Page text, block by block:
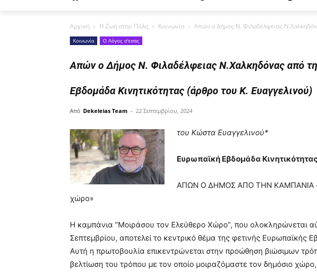
Αρχική Η Ζωή στην Πόλη Κοινωνία Απών ο Δήμος Ν. Φιλαδέλφειας
Κοινωνία Ο Λόγος σ'εσας
Απών ο Δήμος Ν. Φιλαδέλφειας Ν.Χαλκηδόνας από
Εβδομάδα Κινητικότητας (άρθρο του Κ. Ευαγγελινού)
Από Dekeleias Team - 22 Σεπτεμβρίου, 2024
του Κώστα Ευαγγελινού*
Ευρωπαϊκή Εβδομάδα Κινητικότητας
ΑΠΩΝ Ο ΔΗΜΟΣ ΑΠΟ ΤΗΝ ΚΑΜΠΑΝΙΑ
χώρο»
Η καμπάνια “Μοιράσου τον Ελεύθερο Χώρο”, που ολοκληρώνεται
Σεπτεμβρίου, αποτελεί το κεντρικό θέμα της φετινής Ευρωπαϊκής
Αυτή η πρωτοβουλία επικεντρώνεται στην προώθηση βιώσιμων
βελτίωση του τρόπου με τον οποίο μοιραζόμαστε τον δημόσιο χώρο,